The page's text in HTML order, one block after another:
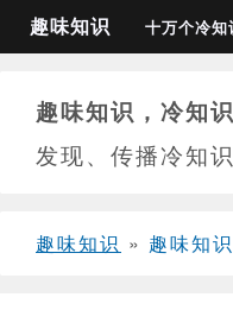
趣味知识 十万个冷知
趣味知识，冷知
发现、传播冷知
趣味知识 » 趣味知